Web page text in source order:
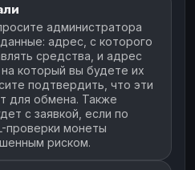
администратора
адрес, с которого
средства, и адрес
который вы будете их
подтвердить, что эти
для обмена. Также
с заявкой, если по
проверки монеты
риском.